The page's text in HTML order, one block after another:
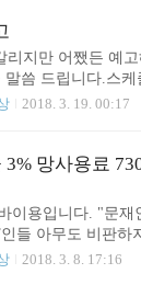
이라고 자부하는
고 있긴 하지만
나 혼자 싸우라고
서 파문 당하는
리지만 어쨌든 예
씀 드립니다.스
속이라고 할 수 있
정책, 지난 정권
원 개씨발 새끼들
것들과 계속해서
은 아주 아주 독할
현은 어떤 분의
울 것이 ..
2018. 3. 19. 00:17
망사용료
이용입니다. "문재
들 아무도 비판하
입니다.저는 이런
2018. 3. 8. 17:16